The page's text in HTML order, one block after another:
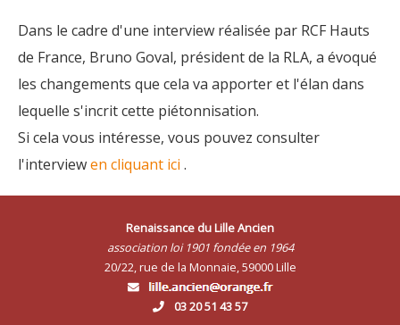
Dans le cadre d'une interview réalisée par RCF Hauts
de France, Bruno Goval, président de la RLA, a évoqué
les changements que cela va apporter et l'élan dans
lequelle s'incrit cette piétonnisation.
Si cela vous intéresse, vous pouvez consulter
l'interviewen cliquant ici .
Renaissance du Lille Ancien
association loi 1901 fondée en 1964
20/22, rue de la Monnaie, 59000 Lille
03 20 51 43 57